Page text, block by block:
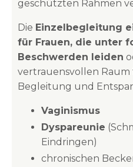
geschützten Rahmen
Die Einzelbegleitung
für Frauen, die unter
Beschwerden leiden
vertrauensvollen
Begleitung und
Vaginismus
Dyspareunie
Eindringen)
chronischen